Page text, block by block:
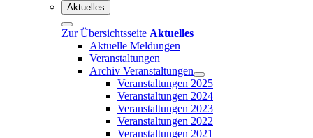
Aktuelles
Zur Übersichtsseite Aktuelles
Aktuelle Meldungen
Veranstaltungen
Archiv Veranstaltungen
Veranstaltungen 2025
Veranstaltungen 2024
Veranstaltungen 2023
Veranstaltungen 2022
Veranstaltungen 2021